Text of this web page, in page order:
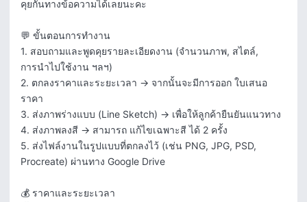
คุยกันทางข้อความได้เลยนะคะ
💬 ขั้นตอนการทำงาน
1. สอบถามและพูดคุยรายละเอียดงาน (จำนวนภาพ, สไตล์,
การนำไปใช้งาน ฯลฯ)
2. ตกลงราคาและระยะเวลา → จากนั้นจะมีการออก ใบเสนอ
ราคา
3. ส่งภาพร่างแบบ (Line Sketch) → เพื่อให้ลูกค้ายืนยันแนวทาง
4. ส่งภาพลงสี → สามารถ แก้ไขเฉพาะสี ได้ 2 ครั้ง
5. ส่งไฟล์งานในรูปแบบที่ตกลงไว้ (เช่น PNG, JPG, PSD,
Procreate) ผ่านทาง Google Drive
💰 ราคาและระยะเวลา